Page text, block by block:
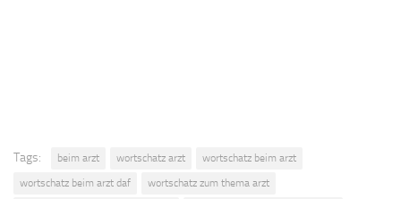
Tags: beim arzt wortschatz arzt
wortschatz beim arzt
wortschatz beim arzt daf
wortschatz zum thema arzt